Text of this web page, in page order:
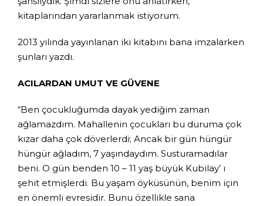
kitaplarından yararlanmak istiyorum.
2013 yılında yayınlanan iki kitabını bana imzalarken
şunları yazdı.
ACILARDAN UMUT VE GÜVENE
“Ben çocukluğumda dayak yediğim zaman
ağlamazdım. Mahallenin çocukları bu duruma çok
kızar daha çok döverlerdi; Ancak bir gün hüngür
hüngür ağladım, 7 yaşındaydım. Susturamadılar
beni. O gün benden 10 – 11 yaş büyük Kubilay’ ı
şehit etmişlerdi. Bu yaşam öyküsünün, benim için
en önemli evresidir. Bunu özellikle sana